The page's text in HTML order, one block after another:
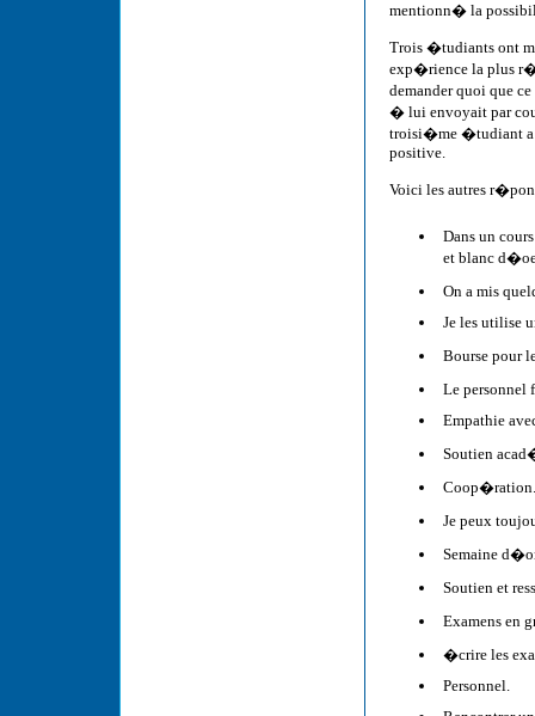
mentionn� la
Trois �tudiants ont
exp�rience la plus
demander quoi que
� lui envoyait par
troisi�me �tudiant a
positive.
Voici les autres
Dans un
et blanc
On a mis
Je les utilise
Bourse pour
Le personnel
Empathie
Soutien
Coop�ration.
Je peux
Semaine
Soutien et
Examens en
�crire les
Personnel.